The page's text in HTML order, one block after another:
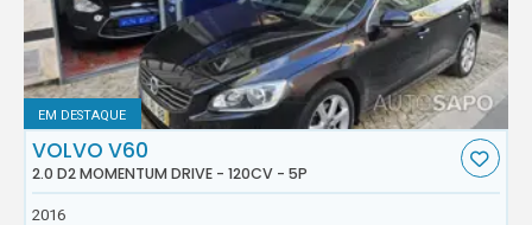
EM DESTAQUE
VOLVO V60
2.0 D2 MOMENTUM DRIVE - 120CV - 5P
2016